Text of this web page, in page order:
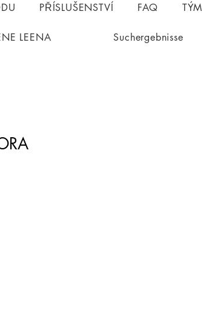
PŘÍSLUŠENSTVÍ FAQ TÝM
LEENA Suchergebnisse